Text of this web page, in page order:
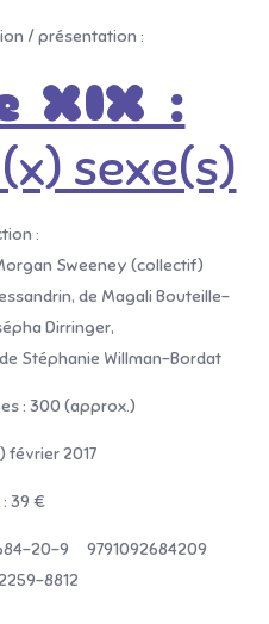
/ présentation :
XIX :
sexe(s)
:
Sweeney (collectif)
de Magali Bouteille-
Dirringer,
Stéphanie Willman-Bordat
: 300 (approx.)
février 2017
: 39 €
20-9 9791092684209
8812